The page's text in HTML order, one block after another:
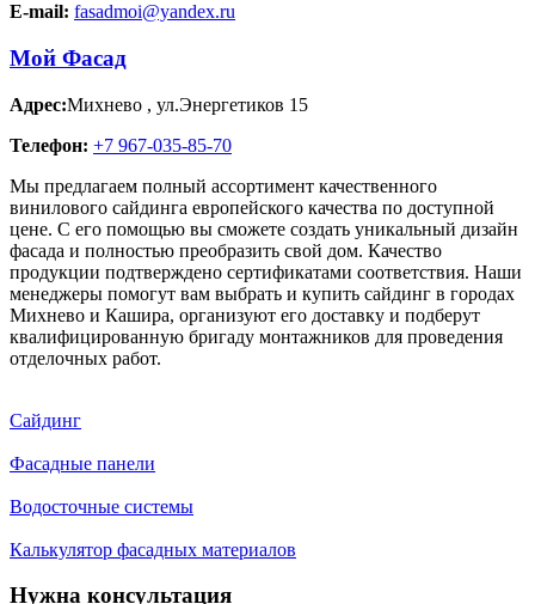
E-mail: fasadmoi@yandex.ru
Мой Фасад
Адрес:Михнево , ул.Энергетиков 15
Телефон: +7 967-035-85-70
Мы предлагаем полный ассортимент качественного
винилового сайдинга европейского качества по доступной
цене. С его помощью вы сможете создать уникальный дизайн
фасада и полностью преобразить свой дом. Качество
продукции подтверждено сертификатами соответствия. Наши
менеджеры помогут вам выбрать и купить сайдинг в городах
Михнево и Кашира, организуют его доставку и подберут
квалифицированную бригаду монтажников для проведения
отделочных работ.
Сайдинг
Фасадные панели
Водосточные системы
Калькулятор фасадных материалов
Нужна консультация